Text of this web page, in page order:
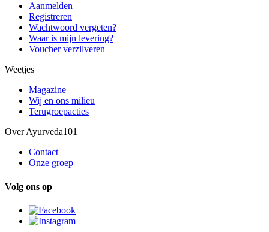
Aanmelden
Registreren
Wachtwoord vergeten?
Waar is mijn levering?
Voucher verzilveren
Weetjes
Magazine
Wij en ons milieu
Terugroepacties
Over Ayurveda101
Contact
Onze groep
Volg ons op